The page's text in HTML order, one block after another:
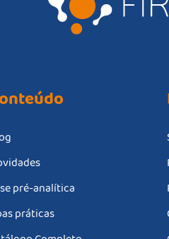
pré-analítica
práticas